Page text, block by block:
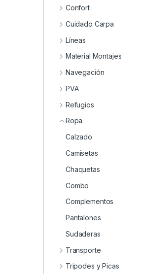
Confort
Cuidado Carpa
Líneas
Material Montajes
Navegación
PVA
Refugios
Ropa
Calzado
Camisetas
Chaquetas
Combo
Complementos
Pantalones
Sudaderas
Transporte
Tripodes y Picas